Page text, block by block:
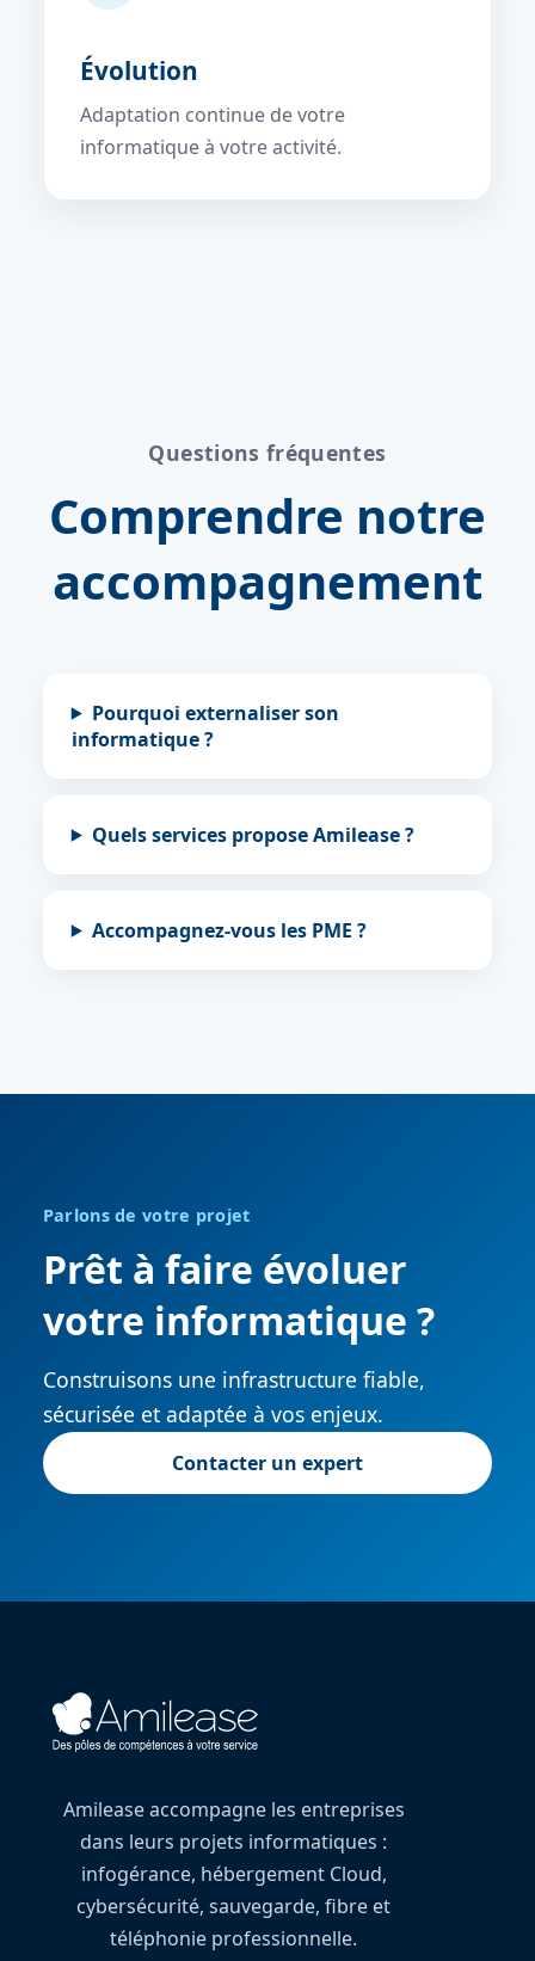
Évolution
Adaptation continue de votre
informatique à votre activité.
Questions fréquentes
Comprendre notre
accompagnement
Pourquoi externaliser son
informatique ?
Quels services propose Amilease ?
Accompagnez-vous les PME ?
Parlons de votre projet
Prêt à faire évoluer
votre informatique ?
Construisons une infrastructure fiable,
sécurisée et adaptée à vos enjeux.
Contacter un expert
Amilease accompagne les entreprises
dans leurs projets informatiques :
infogérance, hébergement Cloud,
cybersécurité, sauvegarde, fibre et
téléphonie professionnelle.